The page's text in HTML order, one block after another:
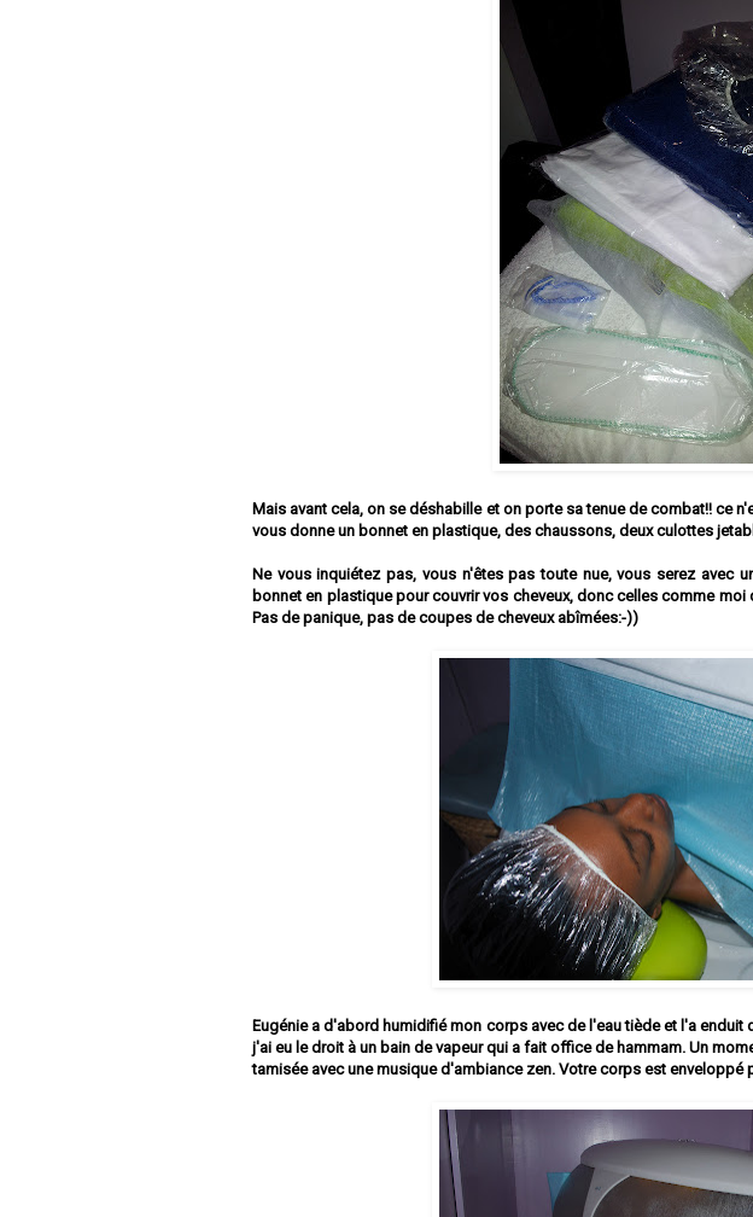
Mais avant cela, on se déshabille et on porte sa tenue de combat!! ce
vous donne un bonnet en plastique, des chaussons, deux culottes
Ne vous inquiétez pas, vous n'êtes pas toute nue, vous serez avec
bonnet en plastique pour couvrir vos cheveux, donc celles comme
Pas de panique, pas de coupes de cheveux abîmées:-))
Eugénie a d'abord humidifié mon corps avec de l'eau tiède et l'a enduit
j'ai eu le droit à un bain de vapeur qui a fait office de hammam. Un
tamisée avec une musique d'ambiance zen. Votre corps est enveloppé